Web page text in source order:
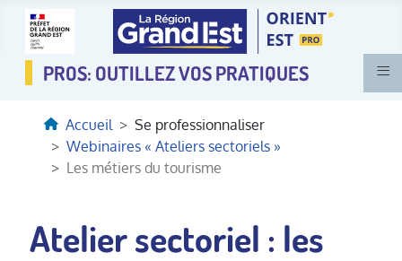
Accueil
Se professionnaliser
Webinaires « Ateliers sectoriels »
Les métiers du tourisme
Atelier sectoriel : les
≡